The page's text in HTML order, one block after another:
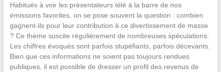
Habitués à voir les présentateurs télé à la barre de nos
émissions favorites, on se pose souvent la question : combien
gagnent-ils pour leur contribution à ce divertissement de masse
? Ce thème suscite régulièrement de nombreuses spéculations.
Les chiffres évoqués sont parfois stupéfiants, parfois décevants.
Bien que ces informations ne soient pas toujours rendues
publiques, il est possible de dresser un profil des revenus de